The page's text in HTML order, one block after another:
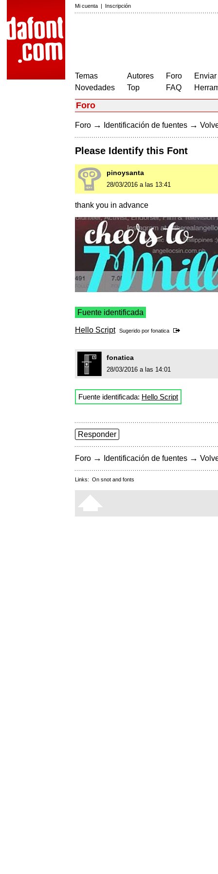
Mi cuenta | Inscripción
Temas
Novedades
Autores
Top
Foro
FAQ
Foro
Foro → Identificación de fuentes →
Please Identify this Font
pinoysanta
28/03/2016 a las 13:41
thank you in advance
Fuente identificada
Hello Script Sugerido por fonatica
fonatica
28/03/2016 a las 14:01
Fuente identificada: Hello Script
Responder
Foro → Identificación de fuentes →
Links: On snot and fonts